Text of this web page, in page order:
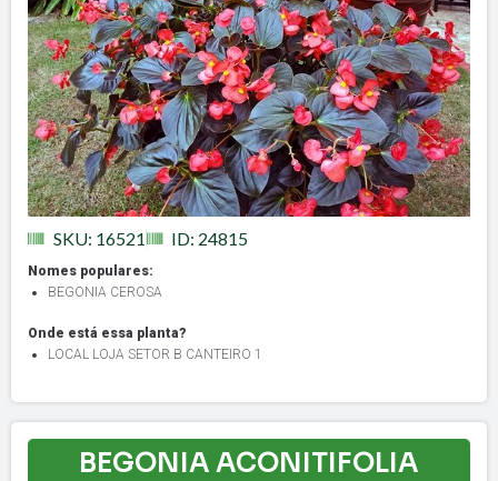
SKU: 16521 ID: 24815
Nomes populares:
BEGONIA CEROSA
Onde está essa planta?
LOCAL LOJA SETOR B CANTEIRO 1
BEGONIA ACONITIFOLIA